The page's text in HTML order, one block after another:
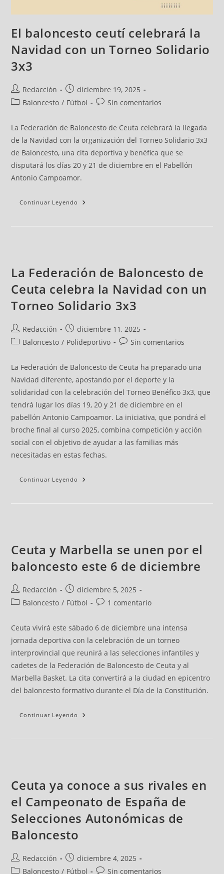
El baloncesto ceutí celebrará la
Navidad con un Torneo Solidario
3x3
Redacción
diciembre 19, 2025
Baloncesto / Fútbol Sin comentarios
La Federación de Baloncesto de Ceuta celebrará la llegada
de la Navidad con la organización del Torneo Solidario 3x3
de Baloncesto, una cita deportiva y benéfica que se
disputará los días 20 y 21 de diciembre en el Pabellón
Antonio Campoamor.
Continuar Leyendo
La Federación de Baloncesto de
Ceuta celebra la Navidad con un
Torneo Solidario 3x3
Redacción
diciembre 11, 2025
Baloncesto / Polideportivo Sin comentarios
La Federación de Baloncesto de Ceuta ha preparado una
Navidad diferente, apostando por el deporte y la
solidaridad con la celebración del Torneo Benéfico 3x3, que
tendrá lugar los días 19, 20 y 21 de diciembre en el
pabellón Antonio Campoamor. La iniciativa, que pondrá el
broche final al curso 2025, combina competición y acción
social con el objetivo de ayudar a las familias más
necesitadas en estas fechas.
Continuar Leyendo
Ceuta y Marbella se unen por el
baloncesto este 6 de diciembre
Redacción
diciembre 5, 2025
Baloncesto / Fútbol 1 comentario
Ceuta vivirá este sábado 6 de diciembre una intensa
jornada deportiva con la celebración de un torneo
interprovincial que reunirá a las selecciones infantiles y
cadetes de la Federación de Baloncesto de Ceuta y al
Marbella Basket. La cita convertirá a la ciudad en epicentro
del baloncesto formativo durante el Día de la Constitución.
Continuar Leyendo
Ceuta ya conoce a sus rivales en
el Campeonato de España de
Selecciones Autonómicas de
Baloncesto
Redacción
diciembre 4, 2025
Baloncesto / Fútbol Sin comentarios